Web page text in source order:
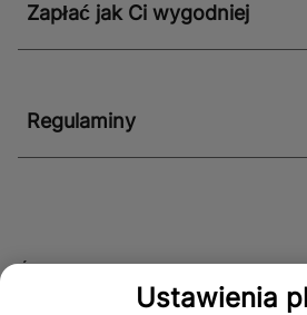
Zapłać jak Ci wygodniej
Regulaminy
Śledź nas!
Ustawienia